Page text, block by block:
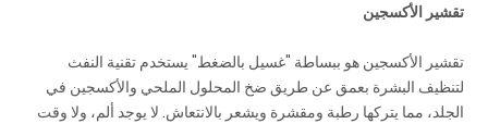
تقشير الأكسجين
تقشير الأكسجين هو ببساطة "غسيل بالضغط" يستخدم تقنية النفث
لتنظيف البشرة بعمق عن طريق ضخ المحلول الملحي والأكسجين في
الجلد، مما يتركها رطبة ومقشرة ويشعر بالانتعاش. لا يوجد ألم، ولا وقت